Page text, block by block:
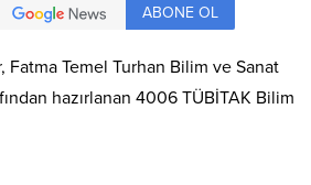
ABONE OL
Fatma Temel Turhan Bilim ve Sanat
hazırlanan 4006 TÜBİTAK Bilim